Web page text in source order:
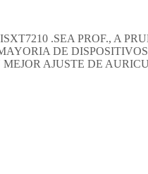
.SEA PROF., A
DE
AJUSTE DE